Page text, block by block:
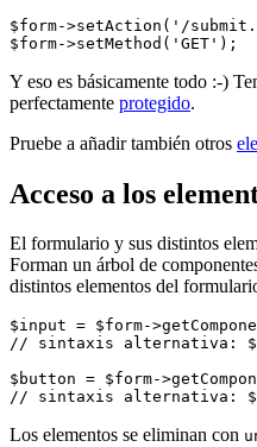
$form->setAction('/
Y eso es básicamente todo :-)
perfectamente protegido.
Pruebe a añadir también otros
Acceso a los
El formulario y sus distintos
Forman un árbol de
distintos elementos del
$input = $form-
// sintaxis alternativa:
$button = $form-
Los elementos se eliminan con